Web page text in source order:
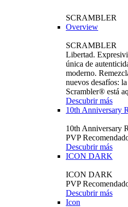
SCRAMBLER
Overview
SCRAMBLER
Libertad.
única de
moderno.
nuevos desafíos:
Scrambler® está
Descubrir más
10th Anniversary
10th Anniversary
PVP
Descubrir más
ICON DARK
ICON DARK
PVP
Descubrir más
Icon